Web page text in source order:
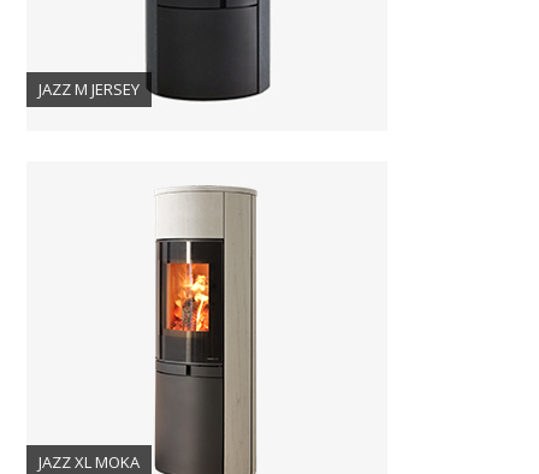
JAZZ M JERSEY
JAZZ XL MOKA